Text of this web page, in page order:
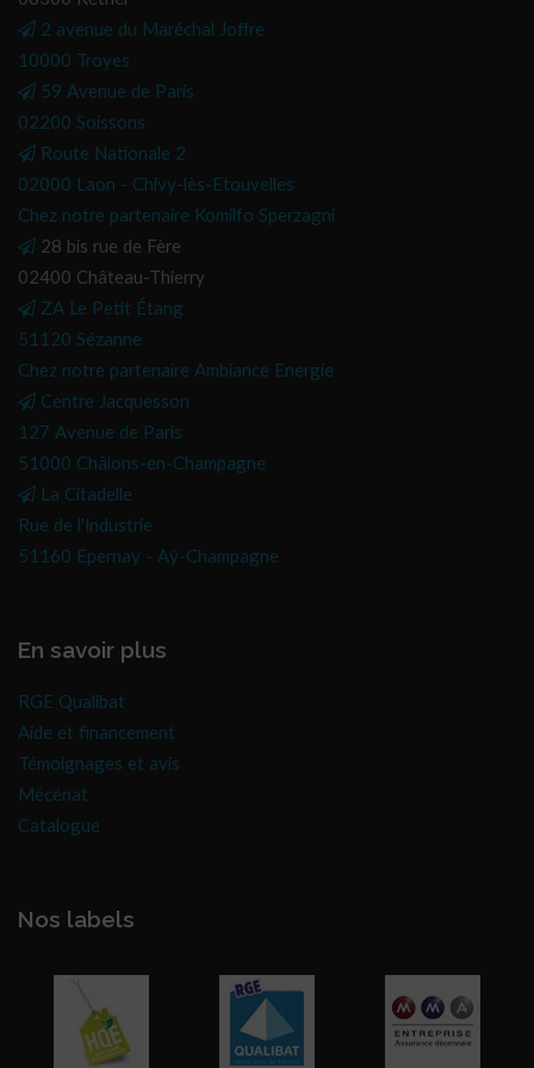
2 avenue du Maréchal Joffre
10000 Troyes
59 Avenue de Paris
02200 Soissons
Route Nationale 2
02000 Laon - Chivy-lès-Etouvelles
Chez notre partenaire Komilfo Sperzagni
28 bis rue de Fère
02400 Château-Thierry
ZA Le Petit Étang
51120 Sézanne
Chez notre partenaire Ambiance Energie
Centre Jacquesson
127 Avenue de Paris
51000 Châlons-en-Champagne
La Citadelle
Rue de l'Industrie
51160 Epernay - Aÿ-Champagne
En savoir plus
RGE Qualibat
Aide et financement
Témoignages et avis
Mécénat
Catalogue
Nos labels